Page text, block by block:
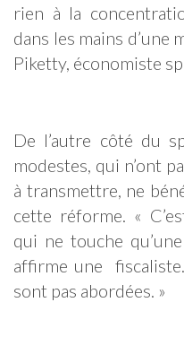
rien à la
dans les mains d’une
Piketty, économiste
De l’autre côté du
modestes, qui n’ont
à transmettre, ne
cette réforme. «
qui ne touche
affirme une
sont pas abordées. »